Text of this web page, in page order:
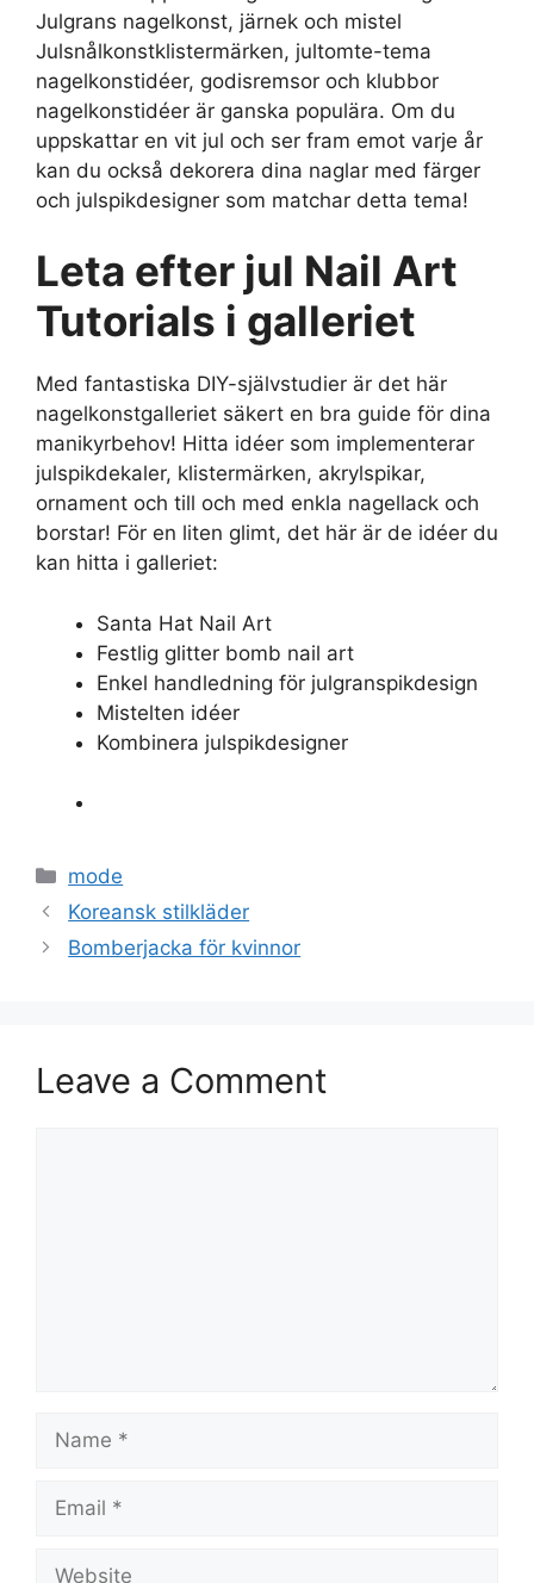
Julgrans nagelkonst, järnek och mistel
Julsnålkonstklistermärken, jultomte-tema
nagelkonstidéer, godisremsor och klubbor
nagelkonstidéer är ganska populära. Om du
uppskattar en vit jul och ser fram emot varje år
kan du också dekorera dina naglar med färger
och julspikdesigner som matchar detta tema!
Leta efter jul Nail Art
Tutorials i galleriet
Med fantastiska DIY-självstudier är det här
nagelkonstgalleriet säkert en bra guide för dina
manikyrbehov! Hitta idéer som implementerar
julspikdekaler, klistermärken, akrylspikar,
ornament och till och med enkla nagellack och
borstar! För en liten glimt, det här är de idéer du
kan hitta i galleriet:
Santa Hat Nail Art
Festlig glitter bomb nail art
Enkel handledning för julgranspikdesign
Mistelten idéer
Kombinera julspikdesigner
Categories
mode
Koreansk stilkläder
Bomberjacka för kvinnor
Leave a Comment
Name
Email
Website